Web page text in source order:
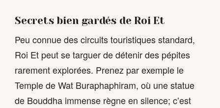
Secrets bien gardés de Roi Et
Peu connue des circuits touristiques standard,
Roi Et peut se targuer de détenir des pépites
rarement explorées. Prenez par exemple le
Temple de Wat Buraphaphiram, où une statue
de Bouddha immense règne en silence; c’est